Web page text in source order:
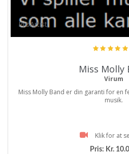
ProArtist
Miss Molly
Virum
Miss Molly Band er din garanti for en
musik.
Klik for at
Pris: Kr.